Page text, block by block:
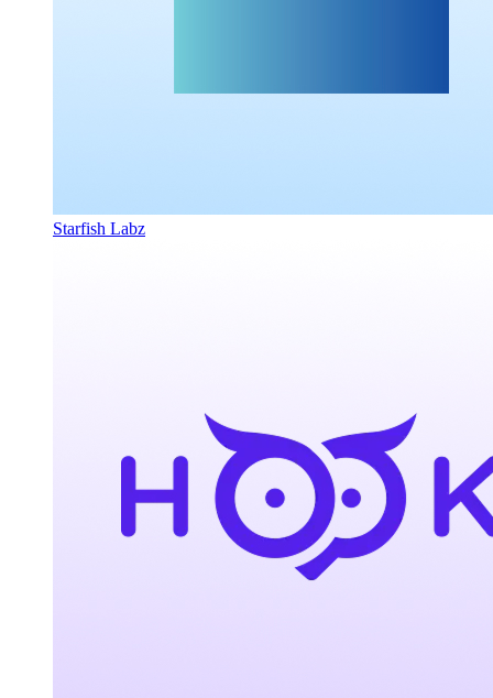
Starfish Labz